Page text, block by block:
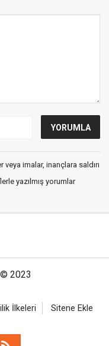
imalar, inançlara saldırı
yazılmış yorumlar
© 2023
İlkeleri Sitene Ekle